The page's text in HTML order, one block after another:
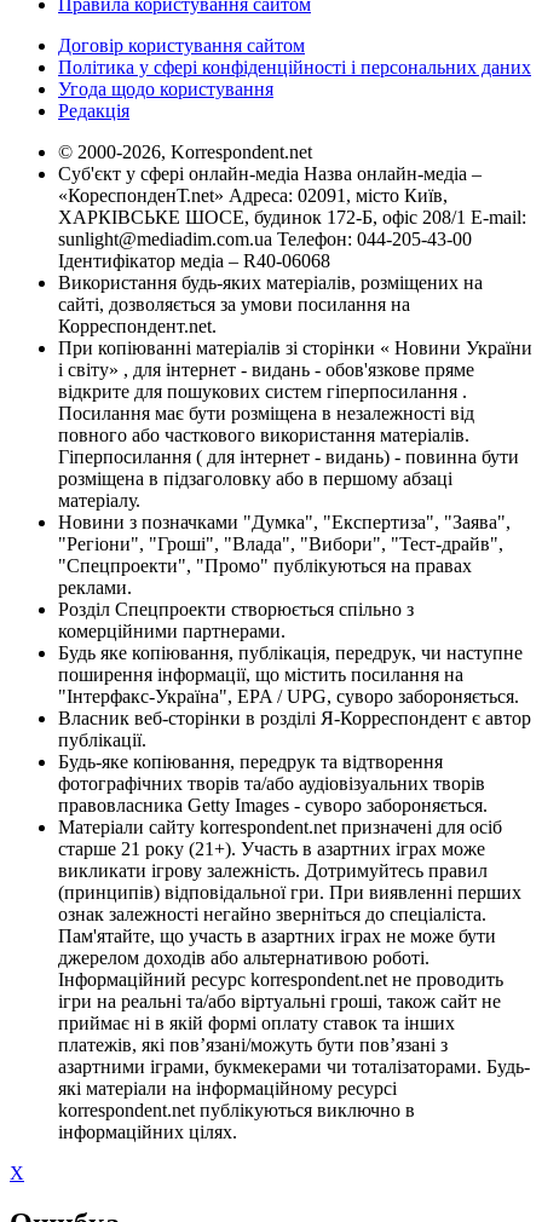
Договір користування сайтом
Політика у сфері конфіденційності і персональних даних
Угода щодо користування
Редакція
© 2000-2026, Korrespondent.net
Суб'єкт у сфері онлайн-медіа Назва онлайн-медіа –
«КореспонденТ.net» Адреса: 02091, місто Київ,
ХАРКІВСЬКЕ ШОСЕ, будинок 172-Б, офіс 208/1 E-mail:
sunlight@mediadim.com.ua Телефон: 044-205-43-00
Ідентифікатор медіа – R40-06068
Використання будь-яких матеріалів, розміщених на
сайті, дозволяється за умови посилання на
Корреспондент.net.
При копіюванні матеріалів зі сторінки « Новини України
і світу» , для інтернет - видань - обов'язкове пряме
відкрите для пошукових систем гіперпосилання .
Посилання має бути розміщена в незалежності від
повного або часткового використання матеріалів.
Гіперпосилання ( для інтернет - видань) - повинна бути
розміщена в підзаголовку або в першому абзаці
матеріалу.
Новини з позначками "Думка", "Експертиза", "Заява",
"Регіони", "Гроші", "Влада", "Вибори", "Тест-драйв",
"Спецпроекти", "Промо" публікуються на правах
реклами.
Розділ Спецпроекти створюється спільно з
комерційними партнерами.
Будь яке копіювання, публікація, передрук, чи наступне
поширення інформації, що містить посилання на
"Інтерфакс-Україна", EPA / UPG, суворо забороняється.
Власник веб-сторінки в розділі Я-Корреспондент є автор
публікації.
Будь-яке копіювання, передрук та відтворення
фотографічних творів та/або аудіовізуальних творів
правовласника Getty Images - суворо забороняється.
Матеріали сайту korrespondent.net призначені для осіб
старше 21 року (21+). Участь в азартних іграх може
викликати ігрову залежність. Дотримуйтесь правил
(принципів) відповідальної гри. При виявленні перших
ознак залежності негайно зверніться до спеціаліста.
Пам'ятайте, що участь в азартних іграх не може бути
джерелом доходів або альтернативою роботі.
Інформаційний ресурс korrespondent.net не проводить
ігри на реальні та/або віртуальні гроші, також сайт не
приймає ні в якій формі оплату ставок та інших
платежів, які пов’язані/можуть бути пов’язані з
азартними іграми, букмекерами чи тоталізаторами. Будь-
які матеріали на інформаційному ресурсі
korrespondent.net публікуються виключно в
інформаційних цілях.
X